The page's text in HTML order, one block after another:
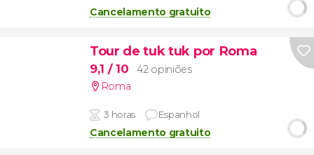
Cancelamento gratuito
Tour de tuk tuk por Roma
9,1 / 10
42 opiniões
Roma
3 horas Espanhol
Cancelamento gratuito